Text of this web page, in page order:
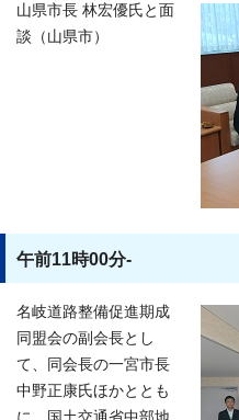
山県市長 林宏優氏と面
談（山県市）
午前11時00分-
名岐道路整備促進期成
同盟会の副会長とし
て、同会長の一宮市長
中野正康氏ほかととも